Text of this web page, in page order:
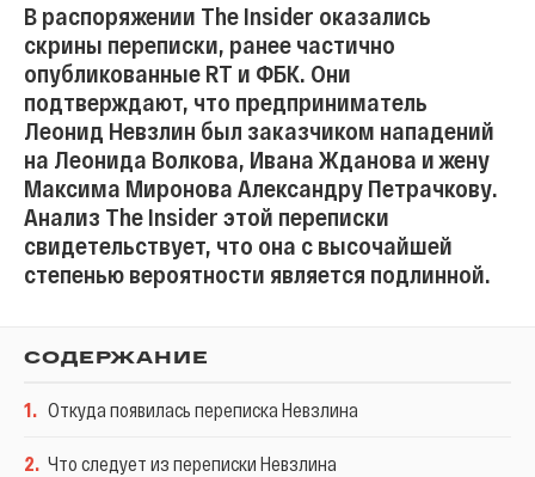
В распоряжении The Insider оказались
скрины переписки, ранее частично
опубликованные RT и ФБК. Они
подтверждают, что предприниматель
Леонид Невзлин был заказчиком нападений
на Леонида Волкова, Ивана Жданова и жену
Максима Миронова Александру Петрачкову.
Анализ The Insider этой переписки
свидетельствует, что она с высочайшей
степенью вероятности является подлинной.
СОДЕРЖАНИЕ
1. Откуда появилась переписка Невзлина
2. Что следует из переписки Невзлина